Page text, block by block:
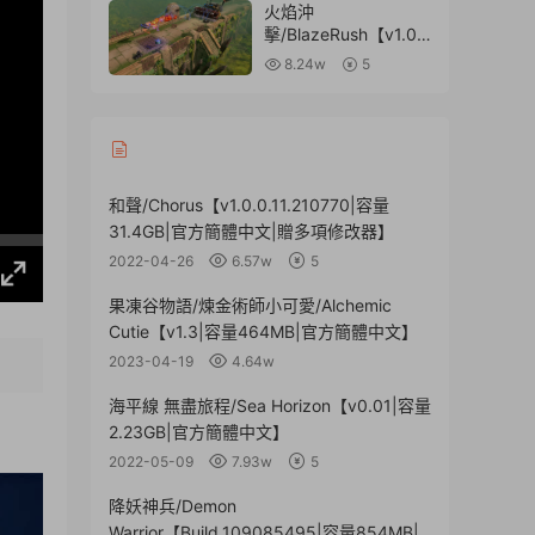
樂】
火焰沖
擊/BlazeRush【v1.0.
4|容量346MB|官方原
8.24w 5
和聲/Chorus【v1.0.0.11.210770|容量
31.4GB|官方簡體中文|贈多項修改器】
2022-04-26 6.57w 5
果凍谷物語/煉金術師小可愛/Alchemic
Cutie【v1.3|容量464MB|官方簡體中文】
2023-04-19 4.64w
海平線 無盡旅程/Sea Horizon【v0.01|容量
2.23GB|官方簡體中文】
2022-05-09 7.93w 5
降妖神兵/Demon